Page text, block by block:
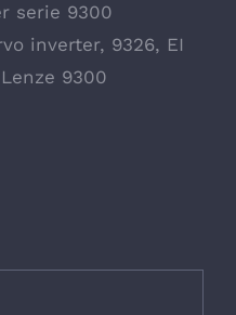
serie 9300
inverter, 9326, EI
Lenze 9300